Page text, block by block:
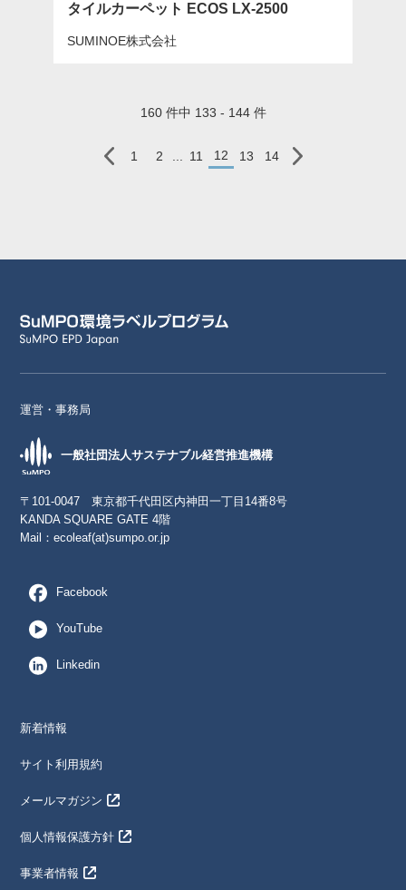
タイルカーペット ECOS LX-2500
SUMINOE株式会社
160 件中 133 - 144 件
1 2 ... 11 12 13 14
運営・事務局
一般社団法人サステナブル経営推進機構
〒101-0047 東京都千代田区内神田一丁目14番8号
KANDA SQUARE GATE 4階
Mail：ecoleaf(at)sumpo.or.jp
Facebook
YouTube
Linkedin
新着情報
サイト利用規約
メールマガジン
個人情報保護方針
事業者情報